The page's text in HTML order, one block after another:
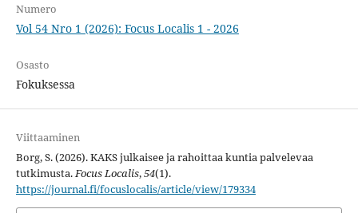
Numero
Vol 54 Nro 1 (2026): Focus Localis 1 - 2026
Osasto
Fokuksessa
Viittaaminen
Borg, S. (2026). KAKS julkaisee ja rahoittaa kuntia palvelevaa
tutkimusta.Focus Localis,54(1).
https://journal.fi/focuslocalis/article/view/179334